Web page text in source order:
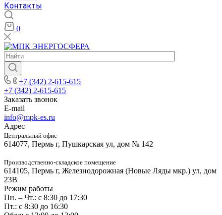
Контакты
0
+7 (342) 2-615-615
+7 (342) 2-615-615
Заказать звонок
E-mail
info@mpk-es.ru
Адрес
Центральный офис
614077, Пермь г, Пушкарская ул, дом № 142
Производственно-складское помещение
614105, Пермь г, Железнодорожная (Новые Ляды мкр.) ул, дом
23В
Режим работы
Пн. – Чт.: с 8:30 до 17:30
Пт.: с 8:30 до 16:30